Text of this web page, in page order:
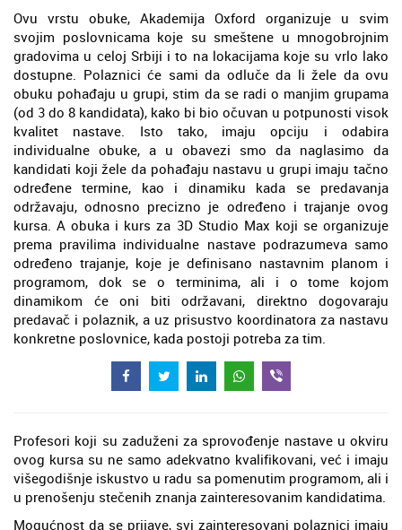
Ovu vrstu obuke, Akademija Oxford organizuje u svim
svojim poslovnicama koje su smeštene u mnogobrojnim
gradovima u celoj Srbiji i to na lokacijama koje su vrlo lako
dostupne. Polaznici će sami da odluče da li žele da ovu
obuku pohađaju u grupi, stim da se radi o manjim grupama
(od 3 do 8 kandidata), kako bi bio očuvan u potpunosti visok
kvalitet nastave. Isto tako, imaju opciju i odabira
individualne obuke, a u obavezi smo da naglasimo da
kandidati koji žele da pohađaju nastavu u grupi imaju tačno
određene termine, kao i dinamiku kada se predavanja
održavaju, odnosno precizno je određeno i trajanje ovog
kursa. A obuka i kurs za 3D Studio Max koji se organizuje
prema pravilima individualne nastave podrazumeva samo
određeno trajanje, koje je definisano nastavnim planom i
programom, dok se o terminima, ali i o tome kojom
dinamikom će oni biti održavani, direktno dogovaraju
predavač i polaznik, a uz prisustvo koordinatora za nastavu
konkretne poslovnice, kada postoji potreba za tim.
Profesori koji su zaduženi za sprovođenje nastave u okviru
ovog kursa su ne samo adekvatno kvalifikovani, već i imaju
višegodišnje iskustvo u radu sa pomenutim programom, ali i
u prenošenju stečenih znanja zainteresovanim kandidatima.
Mogućnost da se prijave, svi zainteresovani polaznici imaju